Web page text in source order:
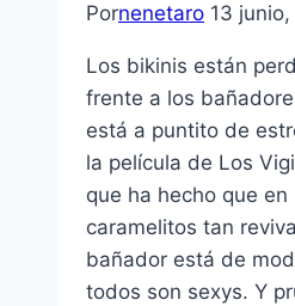
Pornenetaro 13 junio,
Los bikinis están
frente a los
está a puntito de
la película de Los
que ha hecho que
caramelitos tan
bañador está de
todos son sexys. Y